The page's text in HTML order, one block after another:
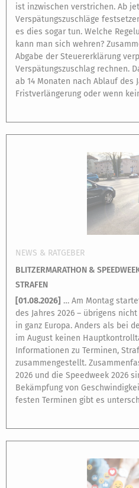
ist inzwischen verstrichen. Ab
Verspätungszuschläge
es dies sogar tun. Welche
kann man sich wehren?
Abgabe der Steuererklärung
Verspätungszuschlag rechnen.
ab 14 Monaten nach Ablauf des
Fristverlängerung oder wenn
NEWS & RATGEBER
BLITZERMARATHON &
TRAFEN
[01.08.2026] … Am Montag
des Jahres 2026 – übrigens
in ganz Europa. Anders als bei
im August keinen
Informationen zu Terminen,
zusammengestellt.
2026 und die Speedweek 2026
Bekämpfung von
festen Terminen gibt es